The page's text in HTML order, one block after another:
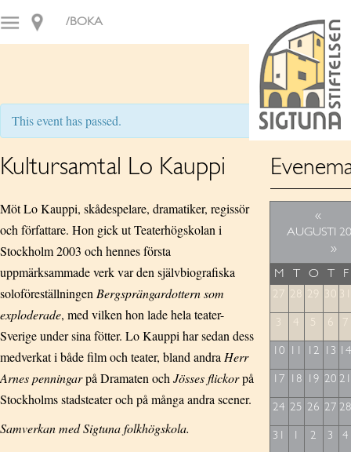
/BOKA
This event has passed.
Kultursamtal Lo Kauppi
Möt Lo Kauppi, skådespelare, dramatiker, regissör
och författare. Hon gick ut Teaterhögskolan i
Stockholm 2003 och hennes första
uppmärksammade verk var den självbiografiska
soloföreställningen Bergsprängardottern som
exploderade, med vilken hon lade hela teater-
Sverige under sina fötter. Lo Kauppi har sedan dess
medverkat i både film och teater, bland andra Herr
Arnes penningarpå Dramaten och Jösses flickorpå
Stockholms stadsteater och på många andra scener.
Samverkan med Sigtuna folkhögskola.
«
AUGUSTI
»
M
T O T F
27 28 29 30
3 4 5 6 7
10 11 12 13
17 18 19 20
24 25 26 27
31 1 2 3 4